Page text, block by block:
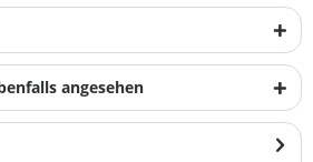
angesehen